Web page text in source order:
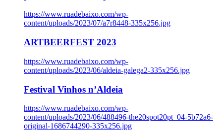
https://www.ruadebaixo.com/wp-
content/uploads/2023/07/a7r8448-335x256.jpg
ARTBEERFEST 2023
https://www.ruadebaixo.com/wp-
content/uploads/2023/06/aldeia-galega2-335x256.jpg
Festival Vinhos n’Aldeia
https://www.ruadebaixo.com/wp-
content/uploads/2023/06/488496-the20spot20pt_04-5b72a6-
original-1686744290-335x256.jpg